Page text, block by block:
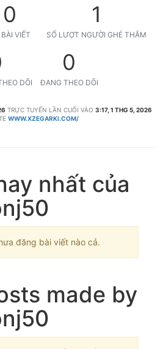
0
VIẾT
1
SỐ LƯỢT NGƯỜI GHÉ THĂM
DÕI
0
ĐANG THEO DÕI
TRỰC TUYẾN LẦN CUỐI VÀO 3:17, 1 THG 5, 2026
WWW.XZEGARKI.COM/
nhất của
đăng bài viết nào cả.
made by